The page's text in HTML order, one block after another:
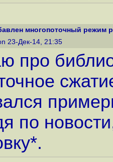
многопоточный режим
23-Дек-14, 21:35
про
по